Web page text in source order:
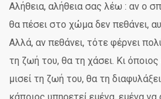
Αλήθεια, αλήθεια σας λέω : αν ο
θα πέσει στο χώμα δεν πεθάνει,
Αλλά, αν πεθάνει, τότε φέρνει
τη ζωή του, θα τη χάσει. Κι
μισεί τη ζωή του, θα τη